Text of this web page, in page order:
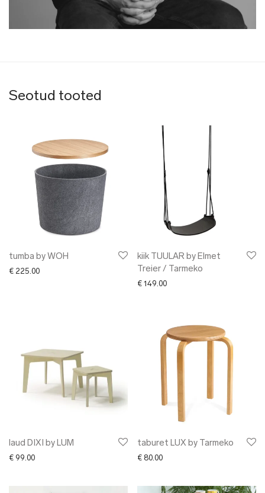
Seotud tooted
tumba by WOH
€ 225.00
kiik TUULAR by Elmet
Treier / Tarmeko
€ 149.00
laud DIXI by LUM
€ 99.00
taburet LUX by Tarmeko
€ 80.00